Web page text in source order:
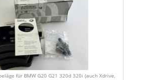
für BMW G20 G21 320d 320i (auch Xdrive,